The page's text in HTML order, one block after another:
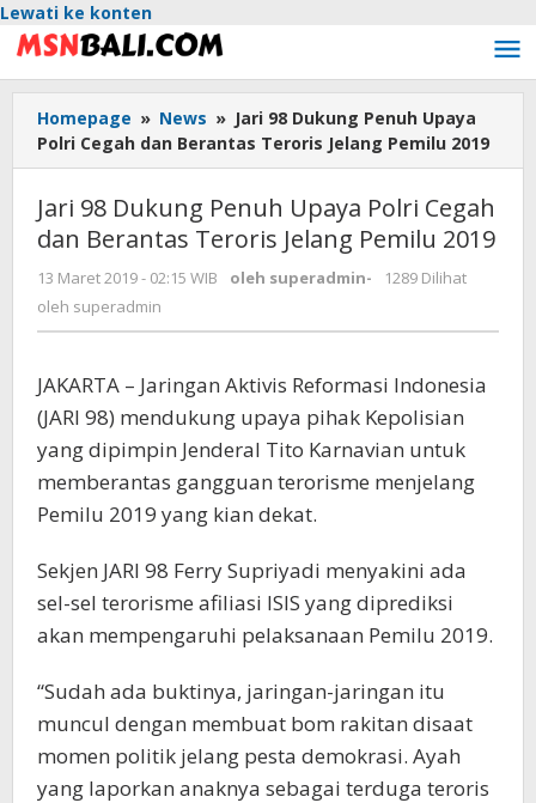
Lewati ke konten
Homepage » News » Jari 98 Dukung Penuh Upaya
Polri Cegah dan Berantas Teroris Jelang Pemilu 2019
Jari 98 Dukung Penuh Upaya Polri Cegah
dan Berantas Teroris Jelang Pemilu 2019
13 Maret 2019 - 02:15 WIB oleh superadmin-
1289 Dilihat
oleh superadmin
JAKARTA – Jaringan Aktivis Reformasi Indonesia
(JARI 98) mendukung upaya pihak Kepolisian
yang dipimpin Jenderal Tito Karnavian untuk
memberantas gangguan terorisme menjelang
Pemilu 2019 yang kian dekat.
Sekjen JARI 98 Ferry Supriyadi menyakini ada
sel-sel terorisme afiliasi ISIS yang diprediksi
akan mempengaruhi pelaksanaan Pemilu 2019.
“Sudah ada buktinya, jaringan-jaringan itu
muncul dengan membuat bom rakitan disaat
momen politik jelang pesta demokrasi. Ayah
yang laporkan anaknya sebagai terduga teroris